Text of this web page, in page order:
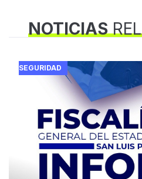
NOTICIAS
SEGURIDAD